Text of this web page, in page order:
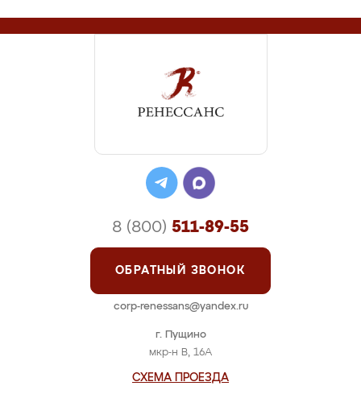
г. Пущино
мкр-н В, 16А
СХЕМА ПРОЕЗДА
8 (800) 511-89-55
ОБРАТНЫЙ ЗВОНОК
corp-renessans@yandex.ru